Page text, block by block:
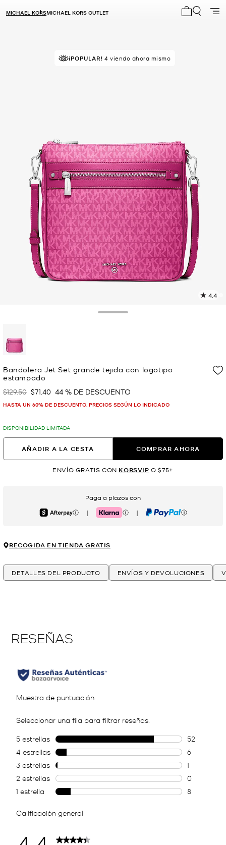
MICHAEL KORSMICHAEL KORS OUTLET
RECOMENDADO por el 100% de compradores
¡POPULAR! 4 viendo ahora mismo
4.4
Bandolera Jet Set grande tejida con logotipo
estampado
Era
$129.50 Ahora
$71.40 44 % DE DESCUENTO
HASTA UN 60% DE DESCUENTO. PRECIOS SEGÚN LO INDICADO
DISPONIBILIDAD LIMITADA
AÑADIR A LA CESTA COMPRAR AHORA
ENVÍO GRATIS CON KORSVIP O $75+
Paga a plazos con
Afterpay | Klarna | PayPal
RECOGIDA EN TIENDA GRATIS
DETALLES DEL PRODUCTO ENVÍOS Y DEVOLUCIONES